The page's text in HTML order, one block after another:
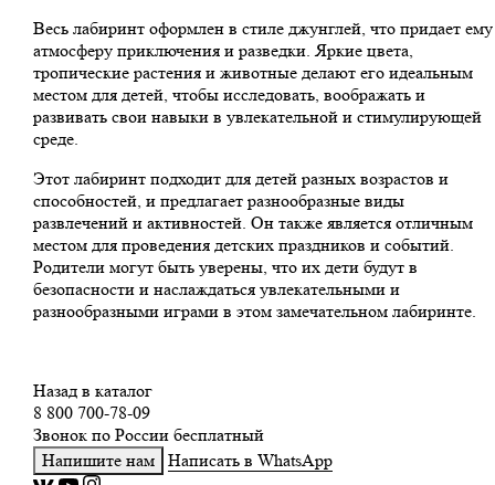
Весь лабиринт оформлен в стиле джунглей, что придает ему
атмосферу приключения и разведки. Яркие цвета,
тропические растения и животные делают его идеальным
местом для детей, чтобы исследовать, воображать и
развивать свои навыки в увлекательной и стимулирующей
среде.
Этот лабиринт подходит для детей разных возрастов и
способностей, и предлагает разнообразные виды
развлечений и активностей. Он также является отличным
местом для проведения детских праздников и событий.
Родители могут быть уверены, что их дети будут в
безопасности и наслаждаться увлекательными и
разнообразными играми в этом замечательном лабиринте.
Назад в каталог
8 800 700-78-09
Звонок по России бесплатный
Напишите нам
Написать в WhatsApp